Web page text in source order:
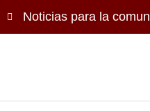
Noticias para la